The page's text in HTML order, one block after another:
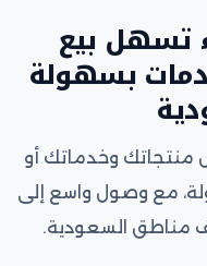
تسهل بيع
بسهولة
منتجاتك وخدماتك أو
مع وصول واسع إلى
مناطق السعودية.